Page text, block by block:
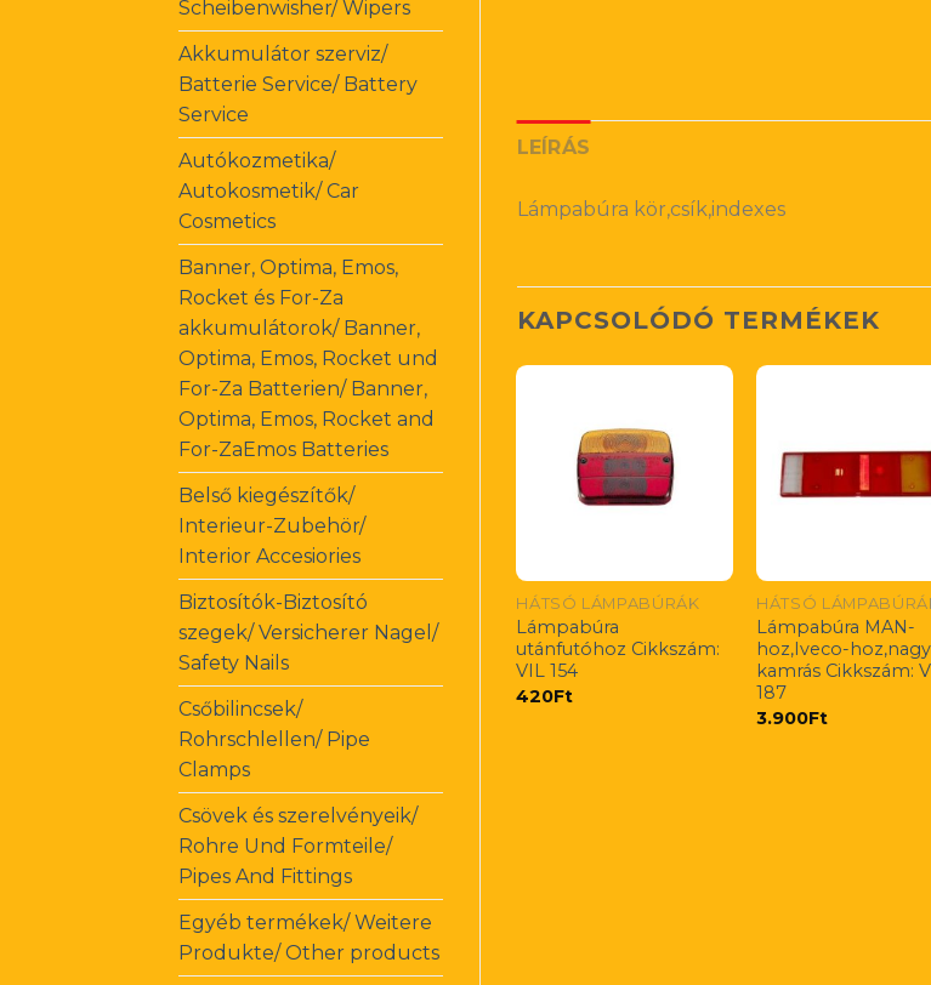
Scheibenwisher/ Wipers
Akkumulátor szerviz/
Batterie Service/ Battery
Service
Autókozmetika/
Autokosmetik/ Car
Cosmetics
Banner, Optima, Emos,
Rocket és For-Za
akkumulátorok/ Banner,
Optima, Emos, Rocket und
For-Za Batterien/ Banner,
Optima, Emos, Rocket and
For-ZaEmos Batteries
Belső kiegészítők/
Interieur-Zubehör/
Interior Accesiories
Biztosítók-Biztosító
szegek/ Versicherer Nagel/
Safety Nails
Csőbilincsek/
Rohrschlellen/ Pipe
Clamps
Csövek és szerelvényeik/
Rohre Und Formteile/
Pipes And Fittings
Egyéb termékek/ Weitere
Produkte/ Other products
LEÍRÁS
Lámpabúra kör,csík,indexes
KAPCSOLÓDÓ TERMÉKEK
HÁTSÓ LÁMPABÚRÁK
Lámpabúra
utánfutóhoz Cikkszám:
VIL 154
420Ft
HÁTSÓ
Lámpabúra MAN-
hoz,Iveco-
kamrás Cikkszám:
187
3.900Ft